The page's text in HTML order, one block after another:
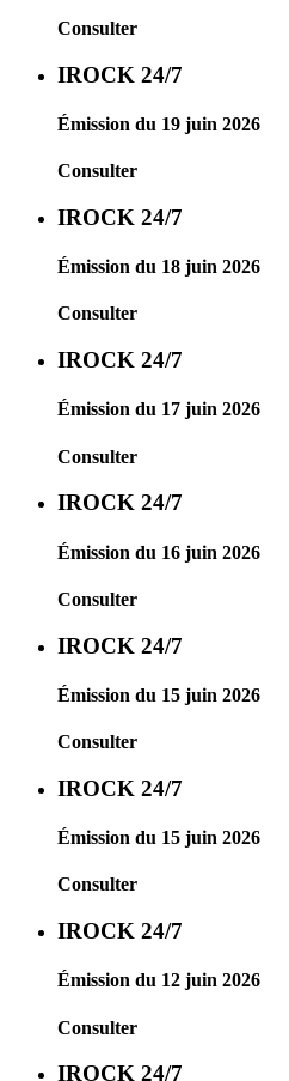
Consulter
IROCK 24/7
Émission du 19 juin 2026
Consulter
IROCK 24/7
Émission du 18 juin 2026
Consulter
IROCK 24/7
Émission du 17 juin 2026
Consulter
IROCK 24/7
Émission du 16 juin 2026
Consulter
IROCK 24/7
Émission du 15 juin 2026
Consulter
IROCK 24/7
Émission du 15 juin 2026
Consulter
IROCK 24/7
Émission du 12 juin 2026
Consulter
IROCK 24/7